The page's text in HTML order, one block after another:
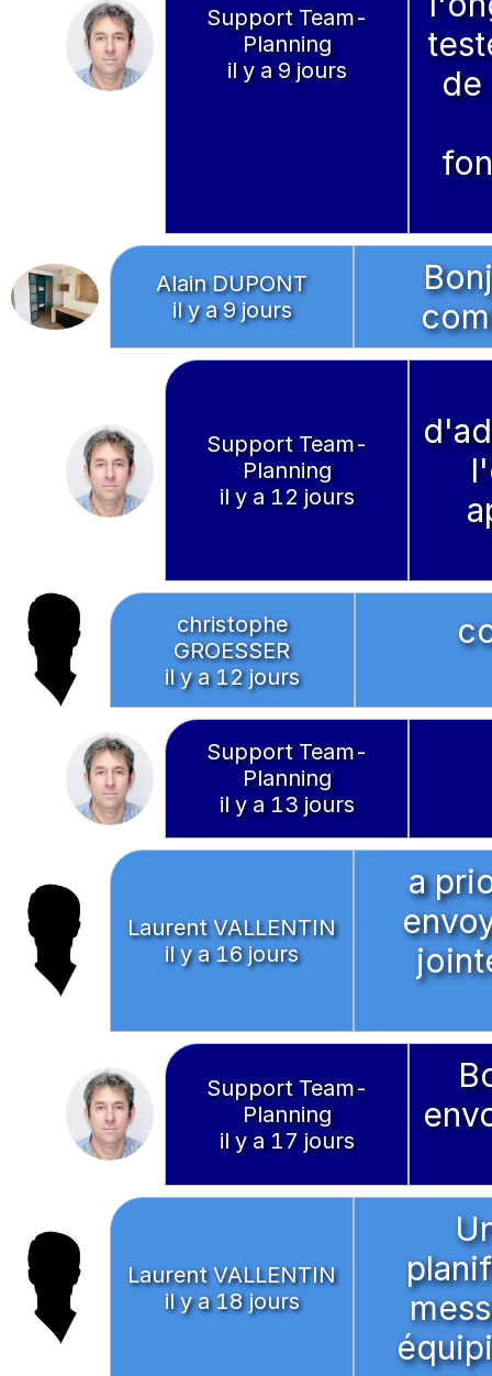
Support Team-
Planning
il y a 9 jours
de
Alain DUPONT
il y a 9 jours
Support Team-
Planning
il y a 12 jours
christophe
GROESSER
il y a 12 jours
Support Team-
Planning
il y a 13 jours
Laurent VALLENTIN
il y a 16 jours
a
Support Team-
Planning
il y a 17 jours
Laurent VALLENTIN
il y a 18 jours